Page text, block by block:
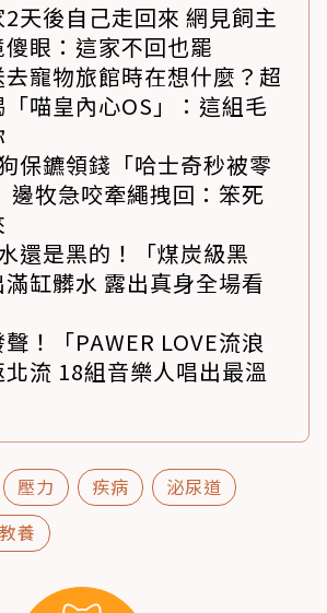
天後自己走回來 網見飼主
眼：這家不回也罷
寵物旅館時在想什麼？超
喵皇內心OS」：這組毛
保鑣領錢「哈士奇秒被零
邊牧急咬牽繩拽回：笨死
還是黑的！「煤炭級黑
缸髒水 露出真身全場看
！「PAWER LOVE流浪
流 18組音樂人唱出最溫
壓力 疾病
泌尿道
養